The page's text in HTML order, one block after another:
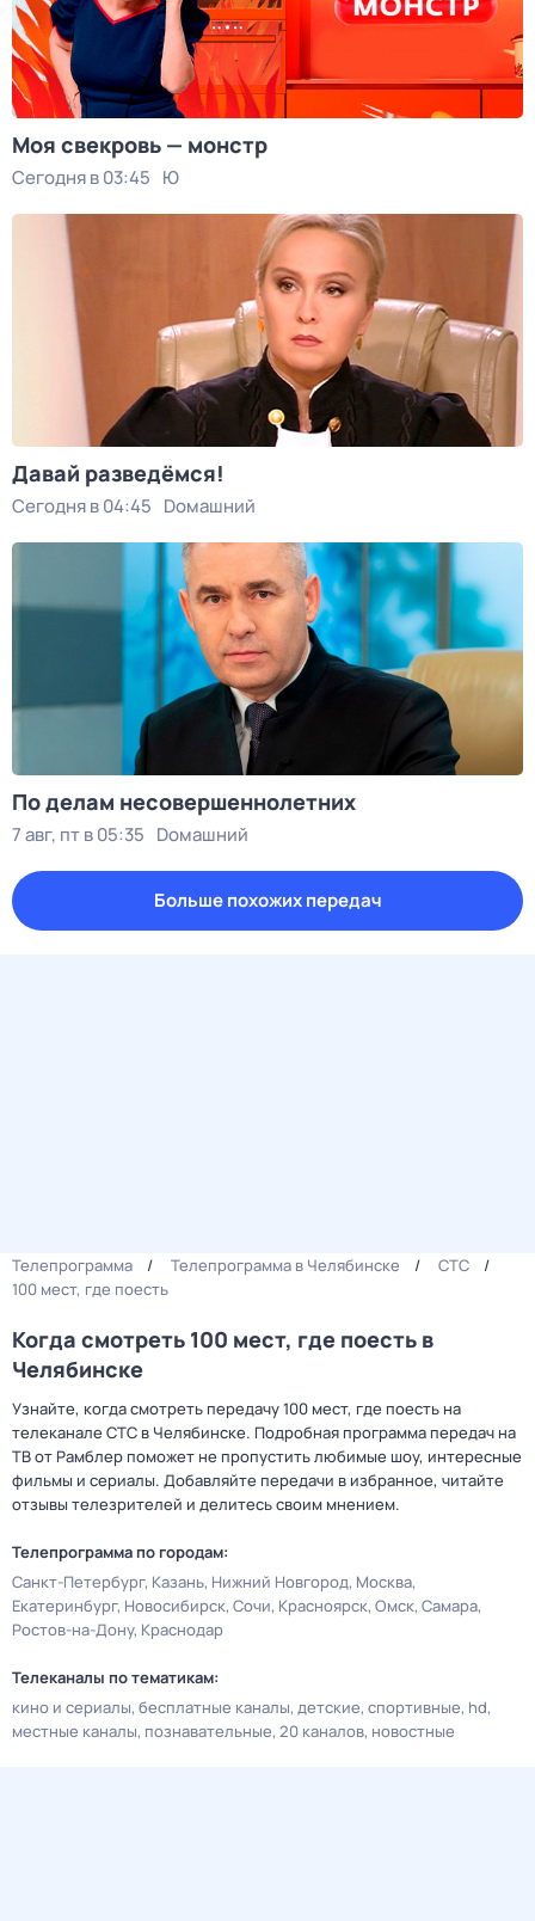
Моя свекровь — монстр
Сегодня в 03:45 Ю
Давай рaзвeдёмся!
Сегодня в 04:45 Dомашний
По делам несовершеннолетних
7 авг, пт в 05:35 Dомашний
Больше похожих передач
Телепрограмма Телепрограмма в Челябинске
СТС
100 мест, где поесть
Когда смотреть 100 мест, где поесть в
Челябинске
Узнайте, когда смотреть передачу 100 мест, где поесть на
телеканале СТС в Челябинске. Подробная программа передач на
ТВ от Рамблер поможет не пропустить любимые шоу, интересные
фильмы и сериалы. Добавляйте передачи в избранное, читайте
отзывы телезрителей и делитесь своим мнением.
Телепрограмма по городам:
Санкт-Петербург Казань Нижний Новгород Москва
Екатеринбург Новосибирск Сочи Красноярск Омск Самара
Ростов-на-Дону Краснодар
Телеканалы по тематикам:
кино и сериалы бесплатные каналы детские спортивные hd
местные каналы познавательные 20 каналов новостные